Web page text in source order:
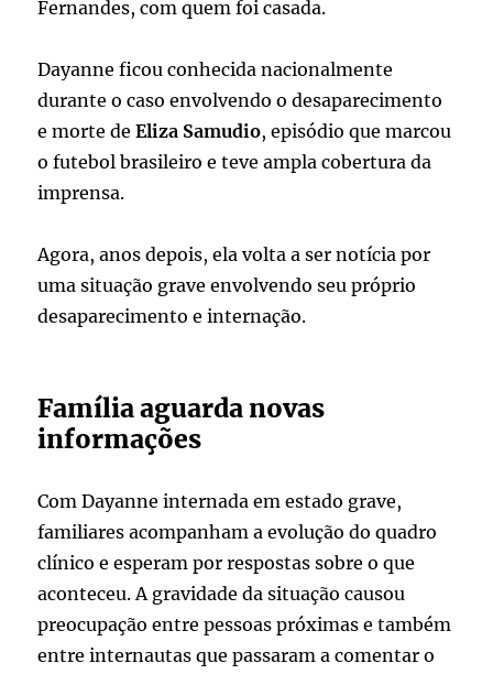
Fernandes, com quem foi casada.
Dayanne ficou conhecida nacionalmente
durante o caso envolvendo o desaparecimento
e morte deEliza Samudio, episódio que marcou
o futebol brasileiro e teve ampla cobertura da
imprensa.
Agora, anos depois, ela volta a ser notícia por
uma situação grave envolvendo seu próprio
desaparecimento e internação.
Família aguarda novas
informações
Com Dayanne internada em estado grave,
familiares acompanham a evolução do quadro
clínico e esperam por respostas sobre o que
aconteceu. A gravidade da situação causou
preocupação entre pessoas próximas e também
entre internautas que passaram a comentar o